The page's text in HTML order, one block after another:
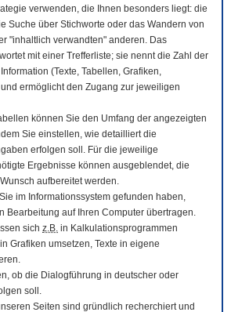
verwenden, die Ihnen besonders liegt: die
Suche über Stichworte oder das Wandern von
"inhaltlich verwandten" anderen. Das
mit einer Trefferliste; sie nennt die Zahl der
(Texte, Tabellen, Grafiken,
ermöglicht den Zugang zur jeweiligen
können Sie den Umfang der angezeigten
Sie einstellen, wie detailliert die
erfolgen soll. Für die jeweilige
Ergebnisse können ausgeblendet, die
aufbereitet werden.
im Informationssystem gefunden haben,
Bearbeitung auf Ihren Computer übertragen.
sich z.B. in Kalkulationsprogrammen
Grafiken umsetzen, Texte in eigene
ob die Dialogführung in deutscher oder
soll.
Seiten sind gründlich recherchiert und